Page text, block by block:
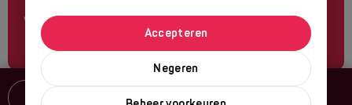
Negeren
Accepteren
Volg ons